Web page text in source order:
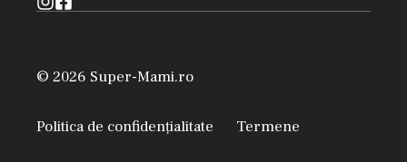
© 2026 Super-Mami.ro
Politica de confidențialitate Termene